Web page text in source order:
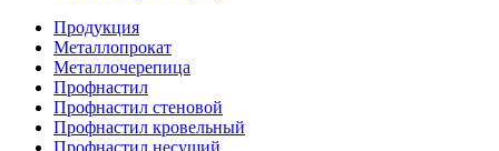
Продукция
Металлопрокат
Металлочерепица
Профнастил
Профнастил стеновой
Профнастил кровельный
Профнастил несущий